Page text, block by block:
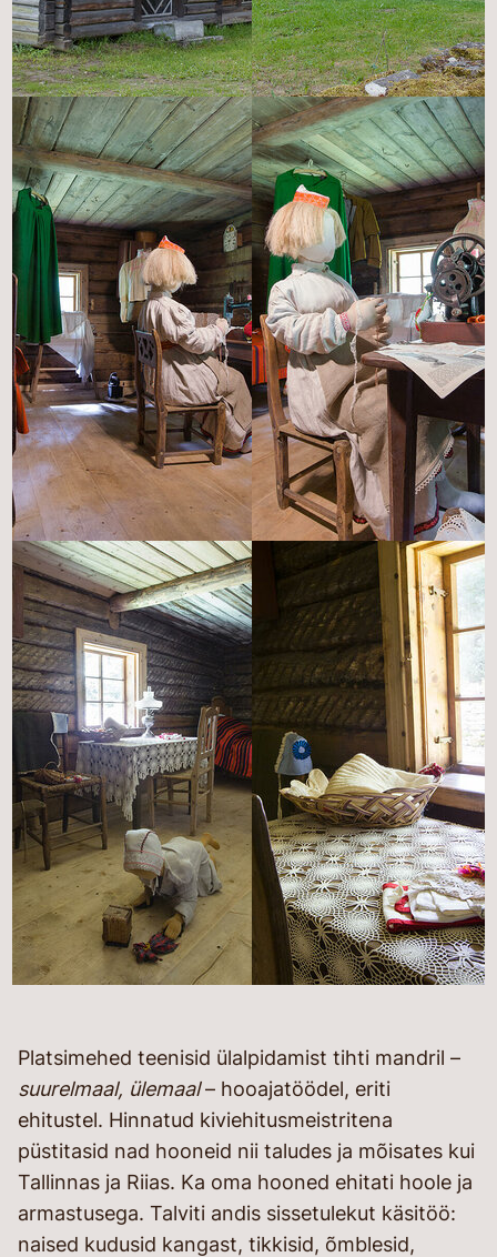
Platsimehed teenisid ülalpidamist tihti mandril –
suurelmaal, ülemaal– hooajatöödel, eriti
ehitustel. Hinnatud kiviehitusmeistritena
püstitasid nad hooneid nii taludes ja mõisates kui
Tallinnas ja Riias. Ka oma hooned ehitati hoole ja
armastusega. Talviti andis sissetulekut käsitöö:
naised kudusid kangast, tikkisid, õmblesid,